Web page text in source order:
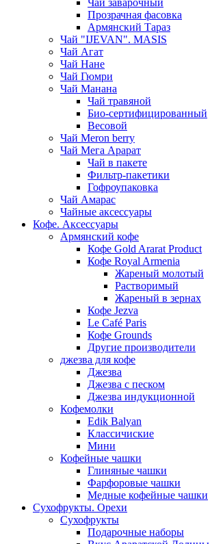
Чай заварочный
Прозрачная фасовка
Армянский Тараз
Чай "IJEVAN". MASIS
Чай Агат
Чай Нане
Чай Гюмри
Чай Манана
Чай травяной
Био-сертифицированный
Весовой
Чай Meron berry
Чай Мега Арарат
Чай в пакете
Фильтр-пакетики
Гофроупаковка
Чай Амарас
Чайные аксессуары
Кофе. Аксессуары
Армянский кофе
Кофе Gold Ararat Product
Кофе Royal Armenia
Жареный молотый
Растворимый
Жареный в зернах
Кофе Jezva
Le Café Paris
Кофе Grounds
Другие производители
джезва для кофе
Джезва
Джезва с песком
Джезва индукционной
Кофемолки
Edik Balyan
Классичиские
Мини
Кофейные чашки
Глиняные чашки
Фарфоровые чашки
Медные кофейные чашки
Сухофрукты. Орехи
Сухофрукты
Подарочные наборы